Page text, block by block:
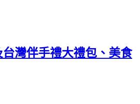
灣伴手禮大禮包、美食